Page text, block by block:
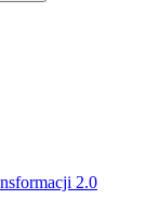
2.0